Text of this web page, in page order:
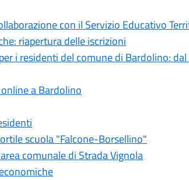
con il Servizio Educativo
riapertura delle iscrizioni
i residenti del comune di Bardolino:
a Bardolino
scuola "Falcone-Borsellino"
comunale di Strada Vignola